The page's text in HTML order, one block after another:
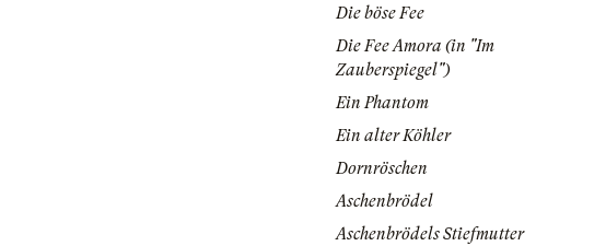
Die böse Fee
Die Fee Amora (in "Im
Zauberspiegel")
Ein Phantom
Ein alter Köhler
Dornröschen
Aschenbrödel
Aschenbrödels Stiefmutter